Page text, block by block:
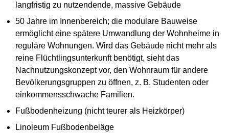
langfristig zu nutzendende, massive Gebäude
50 Jahre im Innenbereich; die modulare Bauweise
ermöglicht eine spätere Umwandlung der Wohnheime in
reguläre Wohnungen. Wird das Gebäude nicht mehr als
reine Flüchtlingsunterkunft benötigt, sieht das
Nachnutzungskonzept vor, den Wohnraum für andere
Bevölkerungsgruppen zu öffnen, z. B. Studenten oder
einkommensschwache Familien.
Fußbodenheizung (nicht teurer als Heizkörper)
Linoleum Fußbodenbeläge